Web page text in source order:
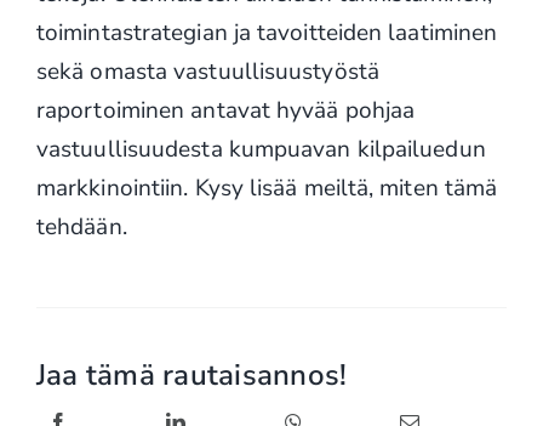
toimintastrategian ja tavoitteiden laatiminen
sekä omasta vastuullisuustyöstä
raportoiminen antavat hyvää pohjaa
vastuullisuudesta kumpuavan kilpailuedun
markkinointiin. Kysy lisää meiltä, miten tämä
tehdään.
Jaa tämä rautaisannos!